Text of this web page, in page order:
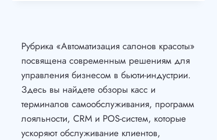
В
ИЖЕВСКЕ
Рубрика «Автоматизация салонов красоты»
посвящена современным решениям для
управления бизнесом в бьюти-индустрии.
Здесь вы найдете обзоры касс и
терминалов самообслуживания, программ
лояльности, CRM и POS-систем, которые
ускоряют обслуживание клиентов,